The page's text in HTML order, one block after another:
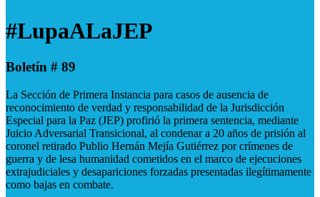
#LupaALaJEP
Boletín # 89
La Sección de Primera Instancia para casos de ausencia de
reconocimiento de verdad y responsabilidad de la Jurisdicción
Especial para la Paz (JEP) profirió la primera sentencia, mediante
Juicio Adversarial Transicional, al condenar a 20 años de prisión al
coronel retirado Publio Hernán Mejía Gutiérrez por crímenes de
guerra y de lesa humanidad cometidos en el marco de ejecuciones
extrajudiciales y desapariciones forzadas presentadas ilegítimamente
como bajas en combate.